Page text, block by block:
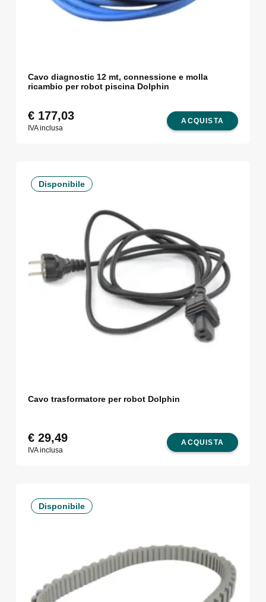
Cavo diagnostic 12 mt, connessione e molla
ricambio per robot piscina Dolphin
ACQUISTA
€177,03
IVA inclusa
Disponibile
Cavo trasformatore per robot Dolphin
ACQUISTA
€29,49
IVA inclusa
Disponibile